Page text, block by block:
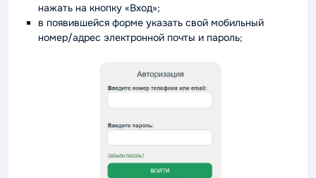
нажать на кнопку «Вход»;
в появившейся форме указать свой мобильный
номер/адрес электронной почты и пароль;